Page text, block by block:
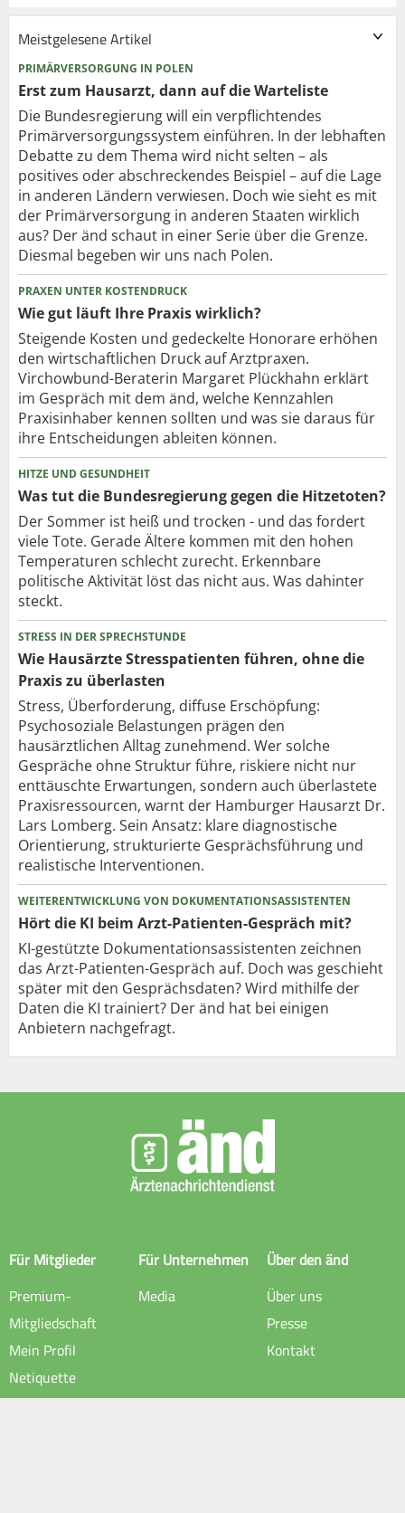
Meistgelesene Artikel
PRIMÄRVERSORGUNG IN POLEN
Erst zum Hausarzt, dann auf die Warteliste
Die Bundesregierung will ein verpflichtendes
Primärversorgungssystem einführen. In der lebhaften
Debatte zu dem Thema wird nicht selten – als
positives oder abschreckendes Beispiel – auf die Lage
in anderen Ländern verwiesen. Doch wie sieht es mit
der Primärversorgung in anderen Staaten wirklich
aus? Der änd schaut in einer Serie über die Grenze.
Diesmal begeben wir uns nach Polen.
PRAXEN UNTER KOSTENDRUCK
Wie gut läuft Ihre Praxis wirklich?
Steigende Kosten und gedeckelte Honorare erhöhen
den wirtschaftlichen Druck auf Arztpraxen.
Virchowbund-Beraterin Margaret Plückhahn erklärt
im Gespräch mit dem änd, welche Kennzahlen
Praxisinhaber kennen sollten und was sie daraus für
ihre Entscheidungen ableiten können.
HITZE UND GESUNDHEIT
Was tut die Bundesregierung gegen die Hitzetoten?
Der Sommer ist heiß und trocken - und das fordert
viele Tote. Gerade Ältere kommen mit den hohen
Temperaturen schlecht zurecht. Erkennbare
politische Aktivität löst das nicht aus. Was dahinter
steckt.
STRESS IN DER SPRECHSTUNDE
Wie Hausärzte Stresspatienten führen, ohne die
Praxis zu überlasten
Stress, Überforderung, diffuse Erschöpfung:
Psychosoziale Belastungen prägen den
hausärztlichen Alltag zunehmend. Wer solche
Gespräche ohne Struktur führe, riskiere nicht nur
enttäuschte Erwartungen, sondern auch überlastete
Praxisressourcen, warnt der Hamburger Hausarzt Dr.
Lars Lomberg. Sein Ansatz: klare diagnostische
Orientierung, strukturierte Gesprächsführung und
realistische Interventionen.
WEITERENTWICKLUNG VON DOKUMENTATIONSASSISTENTEN
Hört die KI beim Arzt-Patienten-Gespräch mit?
KI-gestützte Dokumentationsassistenten zeichnen
das Arzt-Patienten-Gespräch auf. Doch was geschieht
später mit den Gesprächsdaten? Wird mithilfe der
Daten die KI trainiert? Der änd hat bei einigen
Anbietern nachgefragt.
Für Mitglieder
Premium-
Mitgliedschaft
Mein Profil
Netiquette
Für Unternehmen
Media
Über den änd
Über uns
Presse
Kontakt
Rechtliche Hinweise